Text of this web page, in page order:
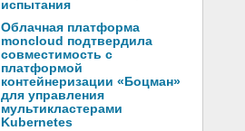
испытания
Облачная платформа
moncloud подтвердила
совместимость с
платформой
контейнеризации «Боцман»
для управления
мультикластерами
Kubernetes